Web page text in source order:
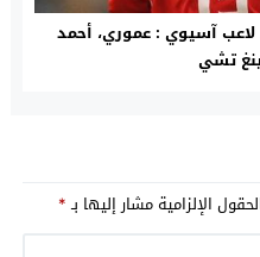
آسيوي : عموري، أحمد
تشي
الإلزامية مشار إليها بـ*